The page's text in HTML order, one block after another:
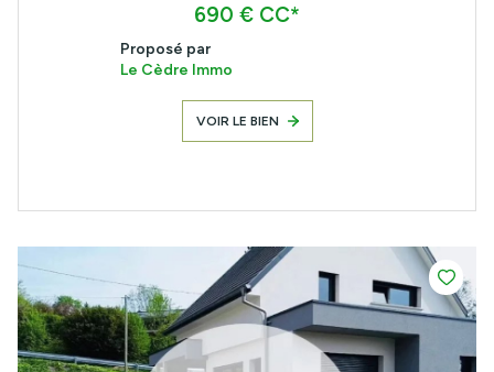
690 € CC*
Proposé par
Le Cèdre Immo
VOIR LE BIEN